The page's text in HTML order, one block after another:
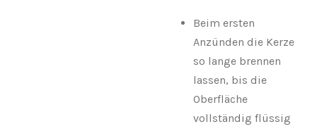
Beim ersten
Anzünden die Kerze
so lange brennen
lassen, bis die
Oberfläche
vollständig flüssig